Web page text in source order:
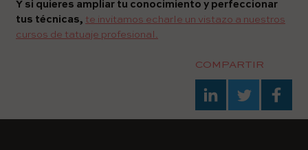
Y si quieres ampliar tu conocimiento y perfeccionar
tus técnicas, te invitamos echarle un vistazo a nuestros
cursos de tatuaje profesional.
COMPARTIR